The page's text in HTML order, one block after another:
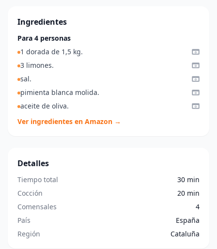
Ingredientes
Para 4 personas
1 dorada de 1,5 kg.
3 limones.
sal.
pimienta blanca molida.
aceite de oliva.
Ver ingredientes en Amazon →
Detalles
Tiempo total
30 min
Cocción
20 min
Comensales
4
País
España
Región
Cataluña